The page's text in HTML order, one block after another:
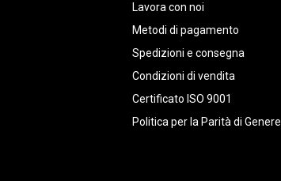
Lavora con noi
Metodi di pagamento
Spedizioni e consegna
Condizioni di vendita
Certificato ISO 9001
Politica per la Parità di Genere